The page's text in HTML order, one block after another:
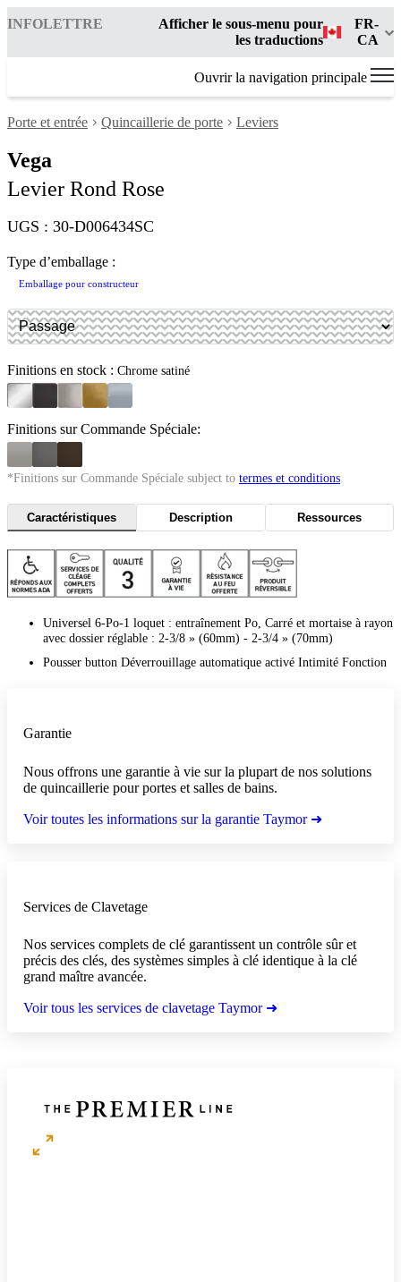
INFOLETTRE
Afficher le sous-menu pour
les traductions
FR-
CA
Ouvrir la navigation principale
Porte et entrée Quincaillerie de porte Leviers
Vega
Levier Rond Rose
UGS : 30-D006434SC
Type d’emballage :
Emballage pour constructeur
Finitions en stock : Chrome satiné
Finitions sur Commande Spéciale:
*Finitions sur Commande Spéciale subject to termes et conditions
Caractéristiques Description Ressources
Universel 6-Po-1 loquet : entraînement Po, Carré et mortaise à rayon
avec dossier réglable : 2-3/8 » (60mm) - 2-3/4 » (70mm)
Pousser button Déverrouillage automatique activé Intimité Fonction
Garantie
Nous offrons une garantie à vie sur la plupart de nos solutions
de quincaillerie pour portes et salles de bains.
Voir toutes les informations sur la garantie Taymor ➜
Services de Clavetage
Nos services complets de clé garantissent un contrôle sûr et
précis des clés, des systèmes simples à clé identique à la clé
grand maître avancée.
Voir tous les services de clavetage Taymor ➜